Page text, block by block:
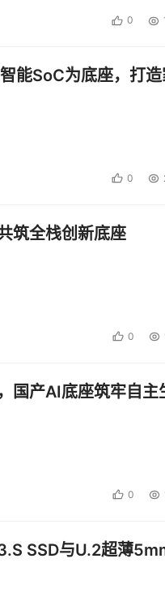
0
能SoC为底座，打
0
筑全栈创新底座
0
国产AI底座筑牢自主
0
SSD与U.2超薄